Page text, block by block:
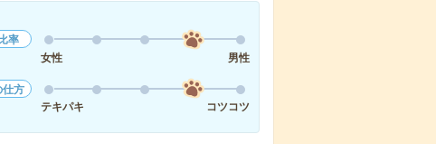
率
女性
男性
仕方
テキパキ
コツコツ